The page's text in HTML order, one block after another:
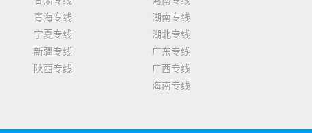
青海专线
宁夏专线
新疆专线
陕西专线
湖南专线
湖北专线
广东专线
广西专线
海南专线